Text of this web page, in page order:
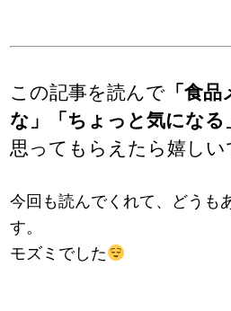
この記事を読んで 「食
な」「ちょっと気になる
思ってもらえたら嬉しい
今回も読んでくれて、どうも
す。
モズミでした